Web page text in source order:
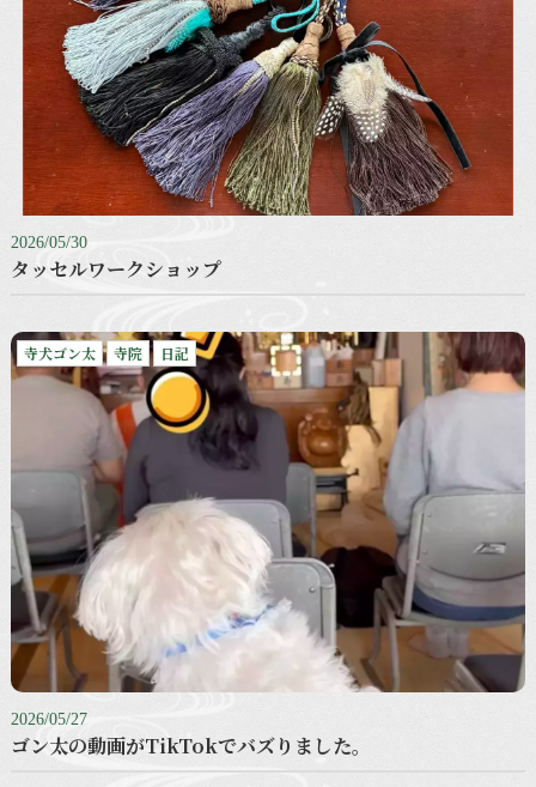
2026/05/30
タッセルワークショップ
寺犬ゴン太 寺院 日記
2026/05/27
ゴン太の動画がTikTokでバズりました。